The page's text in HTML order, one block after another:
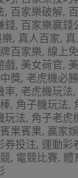
, 百家樂破解,
錢, 百家樂贏錢
, 真人百家,
百家樂, 線上
戲, 美女荷官,
獎, 老虎機必
率, 老虎機玩法,
, 角子機玩法,
玩法, 角子老虎
賓果賓果, 贏家
券投注, 運動彩
, 電競比賽, 體